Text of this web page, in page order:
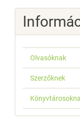
Olvasóknak
Szerzőknek